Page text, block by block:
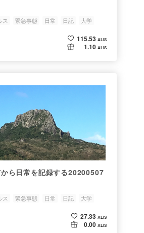
ス 緊急事態 日常 日記 大学
115.53 ALIS
1.10 ALIS
ら日常を記録する20200507
ス 緊急事態 日常 日記 大学
27.33 ALIS
0.00 ALIS